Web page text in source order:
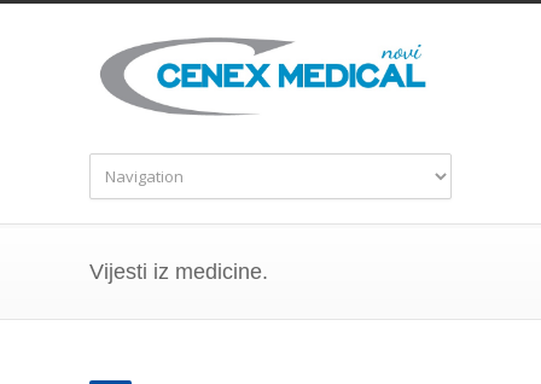
Vijesti iz medicine.